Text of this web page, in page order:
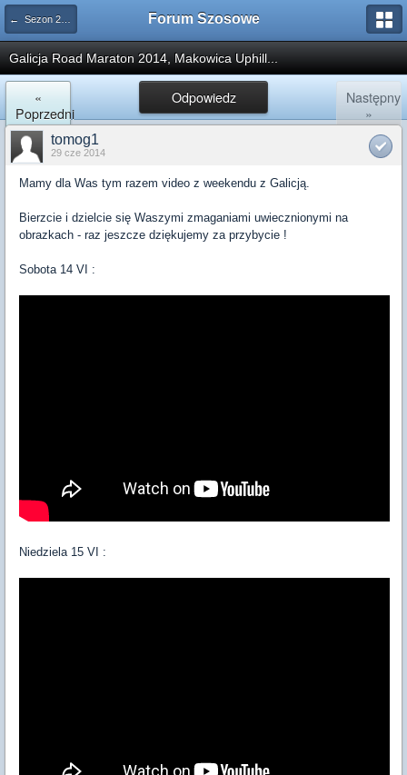
← Sezon 2014 Forum Szosowe
Galicja Road Maraton 2014, Makowica Uphill...
Odpowiedz
«
Poprzedni
Następny
»
tomog1
29 cze 2014
Mamy dla Was tym razem video z weekendu z Galicją.
Bierzcie i dzielcie się Waszymi zmaganiami uwiecznionymi na
obrazkach - raz jeszcze dziękujemy za przybycie !
Sobota 14 VI :
Niedziela 15 VI :